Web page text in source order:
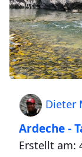
Dieter
Ardeche -
Erstellt am: